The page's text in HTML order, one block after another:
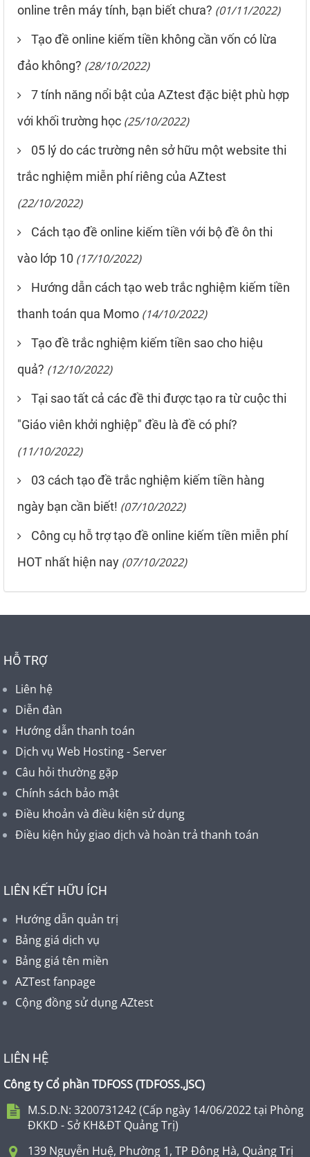
online trên máy tính, bạn biết chưa? (01/11/2022)
Tạo đề online kiếm tiền không cần vốn có lừa
đảo không? (28/10/2022)
7 tính năng nổi bật của AZtest đặc biệt phù hợp
với khối trường học (25/10/2022)
05 lý do các trường nên sở hữu một website thi
trắc nghiệm miễn phí riêng của AZtest
(22/10/2022)
Cách tạo đề online kiếm tiền với bộ đề ôn thi
vào lớp 10 (17/10/2022)
Hướng dẫn cách tạo web trắc nghiệm kiếm tiền
thanh toán qua Momo (14/10/2022)
Tạo đề trắc nghiệm kiếm tiền sao cho hiệu
quả? (12/10/2022)
Tại sao tất cả các đề thi được tạo ra từ cuộc thi
"Giáo viên khởi nghiệp" đều là đề có phí?
(11/10/2022)
03 cách tạo đề trắc nghiệm kiếm tiền hàng
ngày bạn cần biết! (07/10/2022)
Công cụ hỗ trợ tạo đề online kiếm tiền miễn phí
HOT nhất hiện nay (07/10/2022)
HỖ TRỢ
Liên hệ
Diễn đàn
Hướng dẫn thanh toán
Dịch vụ Web Hosting - Server
Câu hỏi thường gặp
Chính sách bảo mật
Điều khoản và điều kiện sử dụng
Điều kiện hủy giao dịch và hoàn trả thanh toán
LIÊN KẾT HỮU ÍCH
Hướng dẫn quản trị
Bảng giá dịch vụ
Bảng giá tên miền
AZTest fanpage
Cộng đồng sử dụng AZtest
LIÊN HỆ
Công ty Cổ phần TDFOSS (TDFOSS.,JSC)
M.S.D.N: 3200731242 (Cấp ngày 14/06/2022 tại Phòng
ĐKKD - Sở KH&ĐT Quảng Trị)
139 Nguyễn Huệ, Phường 1, TP Đông Hà, Quảng Trị